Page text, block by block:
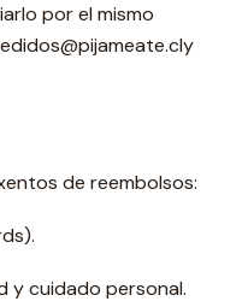
por el mismo
de reembolsos:
y cuidado personal.